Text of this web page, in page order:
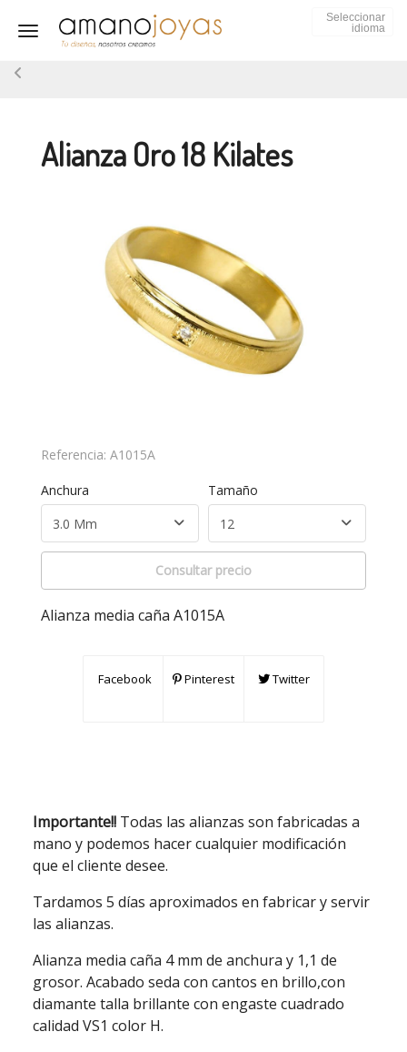
Seleccionar
idioma
Toggle navigation
Alianza Oro 18 Kilates
Referencia: A1015A
Anchura Tamaño
Consultar precio
Alianza media caña A1015A
Facebook Pinterest Twitter
Importante!! Todas las alianzas son fabricadas a
mano y podemos hacer cualquier modificación
que el cliente desee.
Tardamos 5 días aproximados en fabricar y servir
las alianzas.
Alianza media caña 4 mm de anchura y 1,1 de
grosor. Acabado seda con cantos en brillo,con
diamante talla brillante con engaste cuadrado
calidad VS1 color H.